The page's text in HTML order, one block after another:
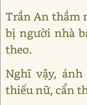
Trần An thầm
bị người nhà
theo.
Nghĩ vậy,
thiếu nữ, cẩn